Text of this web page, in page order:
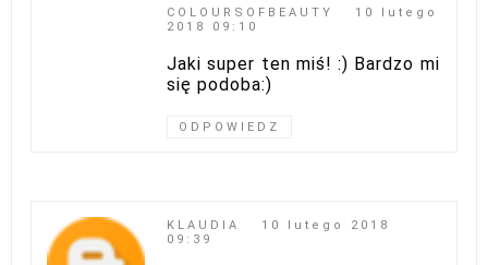
COLOURSOFBEAUTY
10 lutego
2018 09:10
Jaki super ten miś! :) Bardzo mi
się podoba:)
ODPOWIEDZ
KLAUDIA
10 lutego 2018
09:39